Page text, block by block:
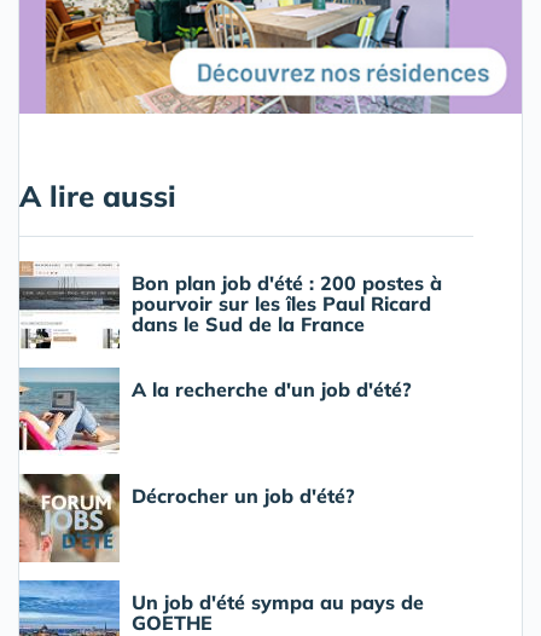
A lire aussi
Bon plan job d'été : 200 postes à
pourvoir sur les îles Paul Ricard
dans le Sud de la France
A la recherche d'un job d'été?
Décrocher un job d'été?
Un job d'été sympa au pays de
GOETHE